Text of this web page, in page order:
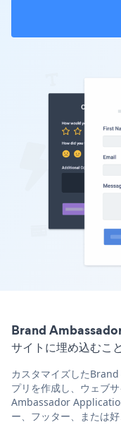
Brand
サイトに埋め込むこ
カスタマイズした
プリを作成し、ウェブ
Ambassador
ー、フッター、または